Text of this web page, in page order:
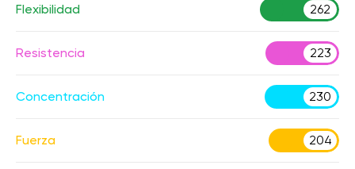
Flexibilidad 262
Resistencia 223
Concentración 230
Fuerza 204